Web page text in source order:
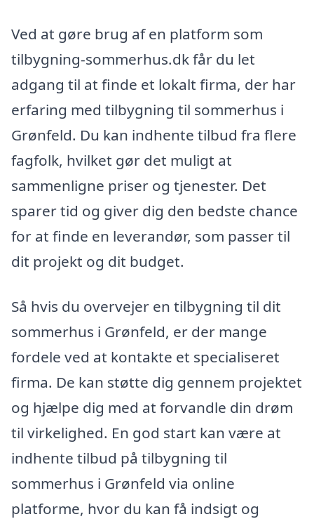
Ved at gøre brug af en platform som
tilbygning-sommerhus.dk får du let
adgang til at finde et lokalt firma, der har
erfaring med tilbygning til sommerhus i
Grønfeld. Du kan indhente tilbud fra flere
fagfolk, hvilket gør det muligt at
sammenligne priser og tjenester. Det
sparer tid og giver dig den bedste chance
for at finde en leverandør, som passer til
dit projekt og dit budget.
Så hvis du overvejer en tilbygning til dit
sommerhus i Grønfeld, er der mange
fordele ved at kontakte et specialiseret
firma. De kan støtte dig gennem projektet
og hjælpe dig med at forvandle din drøm
til virkelighed. En god start kan være at
indhente tilbud på tilbygning til
sommerhus i Grønfeld via online
platforme, hvor du kan få indsigt og